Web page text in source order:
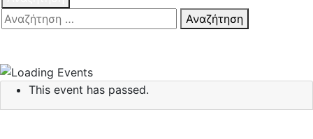
Αναζήτηση
This event has passed.